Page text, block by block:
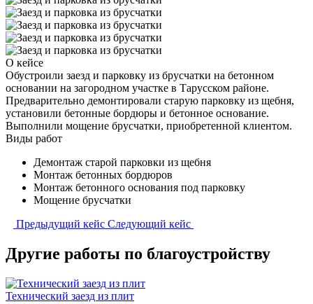
О кейсе
Обустроили заезд и парковку из брусчатки на бетонном
основании на загородном участке в Тарусском районе.
Предварительно демонтировали старую парковку из щебня,
установили бетонные бордюры и бетонное основание.
Выполнили мощение брусчатки, приобретенной клиентом.
Виды работ
Демонтаж старой парковки из щебня
Монтаж бетонных бордюров
Монтаж бетонного основания под парковку
Мощение брусчатки
Предыдущий кейс Следующий кейс
Другие работы по благоустройству
Технический заезд из плит